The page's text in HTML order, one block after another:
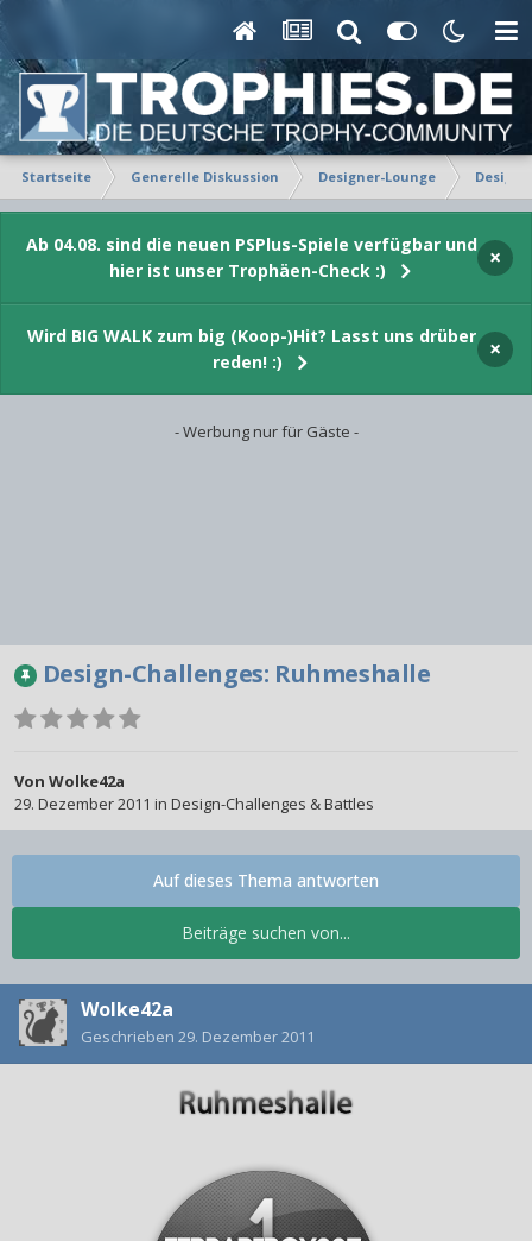
Startseite Generelle Diskussion Designer-Lounge
Ab 04.08. sind die neuen PSPlus-Spiele verfügbar und
hier ist unser Trophäen-Check :)
×
Wird BIG WALK zum big (Koop-)Hit? Lasst uns drüber
reden! :)
×
- Werbung nur für Gäste -
Design-Challenges: Ruhmeshalle
Von Wolke42a
29. Dezember 2011 in Design-Challenges & Battles
Beiträge suchen von...
Auf dieses Thema antworten
Wolke42a
Geschrieben 29. Dezember 2011